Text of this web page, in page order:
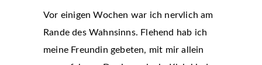
Vor einigen Wochen war ich nervlich am
Rande des Wahnsinns. Flehend hab ich
meine Freundin gebeten, mit mir allein